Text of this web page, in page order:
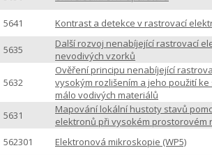
5641 Kontrast a detekce v rastrovací
5635
Další rozvoj nenabíjející rastrovací
nevodivých vzorků
5632
Ověření principu nenabíjející
vysokým rozlišením a jeho použití
málo vodivých materiálů
5631
Mapování lokální hustoty stavů
elektronů při vysokém prostorovém
562301
Elektronová mikroskopie (WP5)